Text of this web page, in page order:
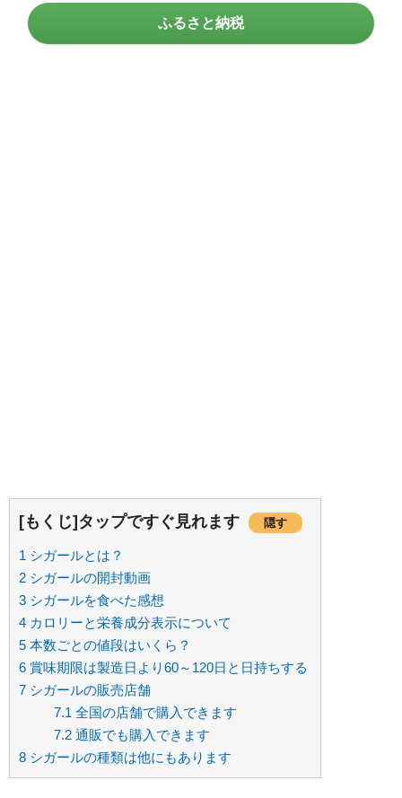
ふるさと納税
[もくじ]タップですぐ見れます 隠す
1 シガールとは？
2 シガールの開封動画
3 シガールを食べた感想
4 カロリーと栄養成分表示について
5 本数ごとの値段はいくら？
6 賞味期限は製造日より60～120日と日持ちする
7 シガールの販売店舗
7.1 全国の店舗で購入できます
7.2通販でも購入できます
8 シガールの種類は他にもあります